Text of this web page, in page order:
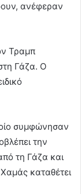
ανέφεραν
Τραμπ
Γάζα. Ο
συμφώνησαν
την
τη Γάζα και
καταθέτει